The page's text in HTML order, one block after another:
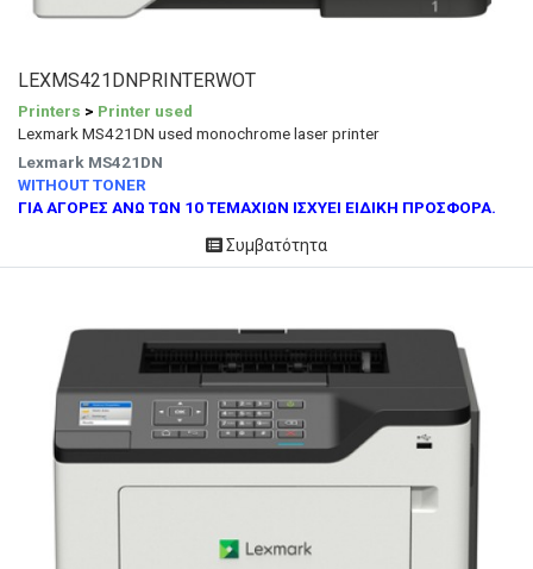
LEXMS421DNPRINTERWOT
Printers > Printer used
Lexmark MS421DN used monochrome laser printer
Lexmark MS421DN
WITHOUT TONER
ΓΙΑ ΑΓΟΡΕΣ ΑΝΩ ΤΩΝ 10 ΤΕΜΑΧΙΩΝ ΙΣΧΥΕΙ ΕΙΔΙΚΗ ΠΡΟΣΦΟΡΑ.
Συμβατότητα